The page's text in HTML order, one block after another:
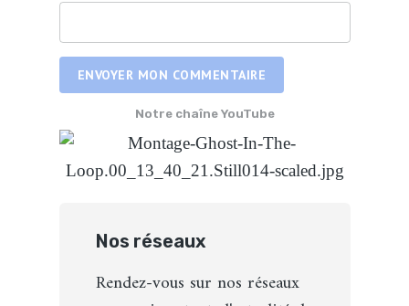
ENVOYER MON COMMENTAIRE
Notre chaîne YouTube
Nos réseaux
Rendez-vous sur nos réseaux